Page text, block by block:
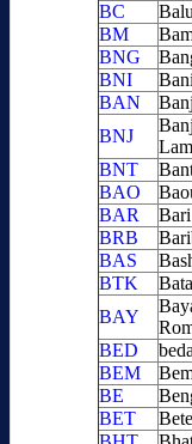
BC
BM
BNG
BNI
BAN
BNJ
BNT
BAO
BAR
Bari
BRB
BAS
BTK
BAY
BED
BEM
BE
BET